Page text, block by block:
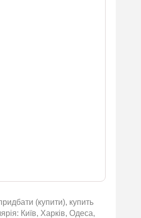
(купити), купить
Київ, Харків, Одеса,